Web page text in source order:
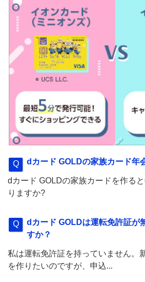
dカード GOLDの家族カード年
dカード GOLDの家族カードを作る
りますか?
dカード GOLDは運転免許証が
すか？
私は運転免許証を持っていません。
を作りたいのですが、申込...